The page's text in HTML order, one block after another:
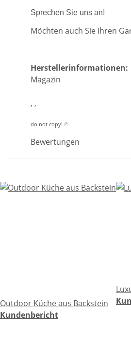
Sprechen Sie uns an!
Möchten auch Sie Ihren
Herstellerinformationen:
Magazin
, ,
do not copy! ©
Bewertungen
Outdoor Küche aus Backstein
Kundenbericht